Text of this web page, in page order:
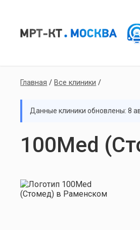
Главная / Все клиники /
Данные клиники обновлены: 8
100Med